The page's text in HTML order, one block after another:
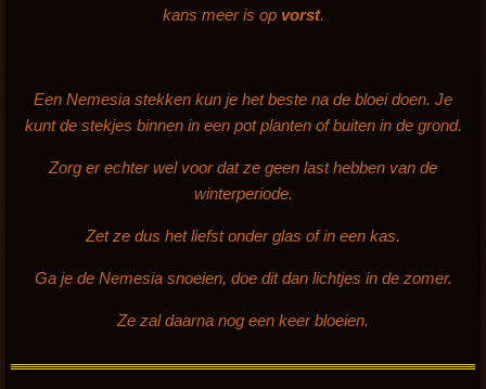
kans meer is op vorst.
Een Nemesia stekken kun je het beste na de bloei doen. Je
kunt de stekjes binnen in een pot planten of buiten in de grond.
Zorg er echter wel voor dat ze geen last hebben van de
winterperiode.
Zet ze dus het liefst onder glas of in een kas.
Ga je de Nemesia snoeien, doe dit dan lichtjes in de zomer.
Ze zal daarna nog een keer bloeien.